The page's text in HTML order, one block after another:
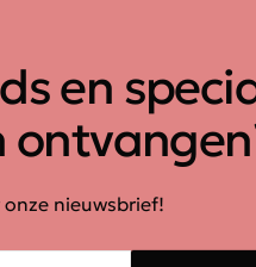
en
nieuwsbrief!